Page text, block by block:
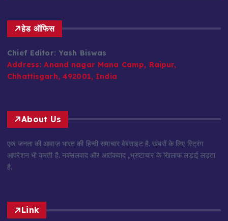
हेड ऑफिस
Chief Editor: Yash Biswas
Address: Anand nagar Mana Camp, Raipur,
Chhattisgarh, 492001, India
About Us
एक जनता की आवाज़ भारत की हिन्दी समाचार वेबसाइट है. खबरों के लिए स्ट्रिंग
आपरेशन भी करती है. नक्सलवाद और आतंकवाद ,भ्रष्टाचार के खिलाफ लड़ाई लड़ता
है.
Link